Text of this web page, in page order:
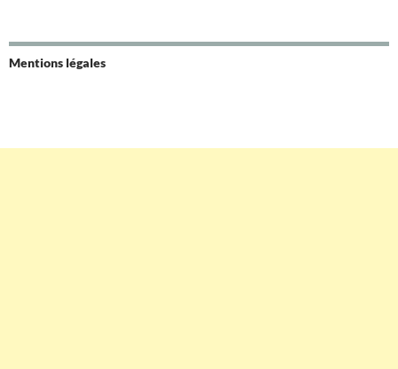
Mentions légales